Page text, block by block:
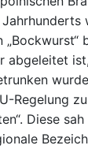
Jahrhunderts
abgeleitet
Regelung
Diese